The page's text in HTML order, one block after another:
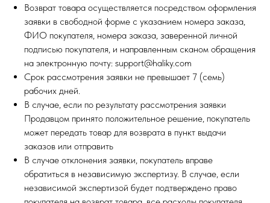
Возврат товара осуществляется посредством оформления
заявки в свободной форме с указанием номера заказа,
ФИО покупателя, номера заказа, заверенной личной
подписью покупателя, и направленным сканом обращения
на электронную почту: support@haliky.com
Срок рассмотрения заявки не превышает 7 (семь)
рабочих дней.
В случае, если по результату рассмотрения заявки
Продавцом принято положительное решение, покупатель
может передать товар для возврата в пункт выдачи
заказов или отправить
В случае отклонения заявки, покупатель вправе
обратиться в независимую экспертизу. В случае, если
независимой экспертизой будет подтверждено право